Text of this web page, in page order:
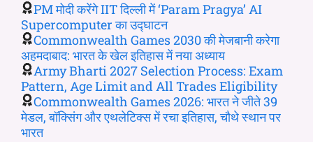
PM मोदी करेंगे IIT दिल्ली में ‘Param Pragya’ AI
Supercomputer का उद्घाटन
Commonwealth Games 2030 की मेजबानी करेगा
अहमदाबाद: भारत के खेल इतिहास में नया अध्याय
Army Bharti 2027 Selection Process: Exam
Pattern, Age Limit and All Trades Eligibility
Commonwealth Games 2026: भारत ने जीते 39
मेडल, बॉक्सिंग और एथलेटिक्स में रचा इतिहास, चौथे स्थान पर
भारत